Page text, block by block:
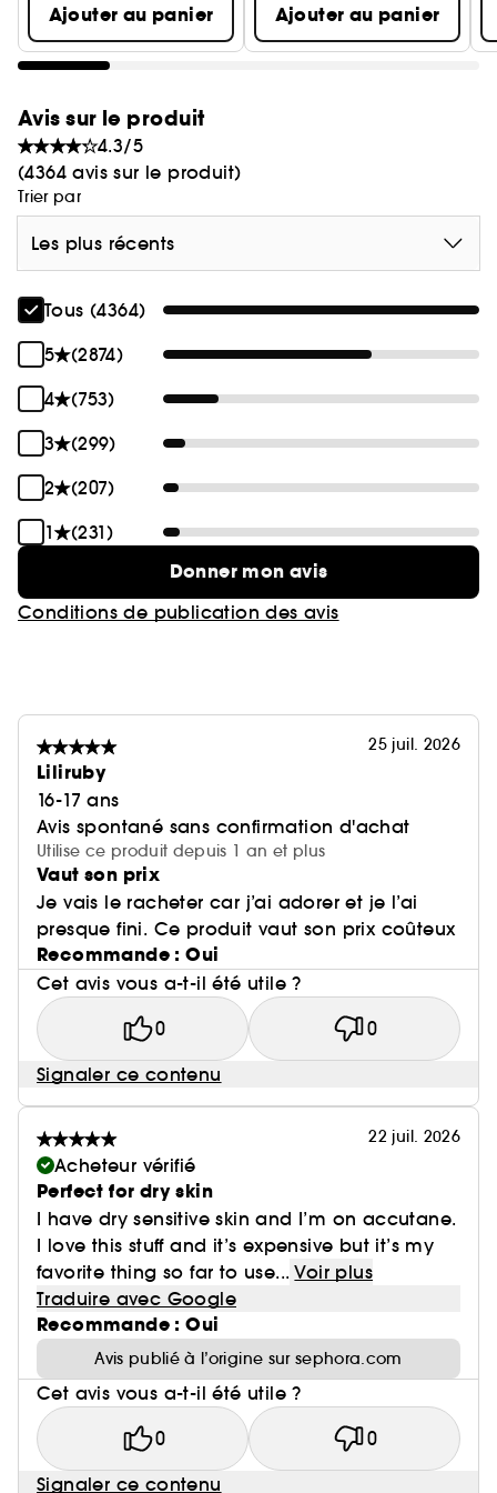
personnalisée :
• B‑Hydra + C‑Firma + Protini : pour une peau
• B‑Hydra + Huile de Marula Vierge : pour une
hydratation durable tout au long de la journée.
Ajouter au panier Ajouter au panier
Avis sur le produit
4.3/5
(4364 avis sur le produit)
Trier par
Les plus récents
Tous (4364)
5
(2874)
4
(753)
3
(299)
2
(207)
1
(231)
Donner mon avis
Conditions de publication des avis
25 juil. 2026
Liliruby
16-17 ans
Avis spontané sans confirmation d'achat
Utilise ce produit depuis 1 an et plus
Vaut son prix
Je vais le racheter car j’ai adorer et je l’ai
presque fini. Ce produit vaut son prix coûteux
Recommande : Oui
Cet avis vous a-t-il été utile ?
0 0
Signaler ce contenu
22 juil. 2026
Acheteur vérifié
Perfect for dry skin
I have dry sensitive skin and I’m on accutane.
I love this stuff and it’s expensive but it’s my
favorite thing so far to use... Voir plus
Traduire avec Google
Recommande : Oui
Avis publié à l’origine sur sephora.com
Cet avis vous a-t-il été utile ?
0 0
Signaler ce contenu